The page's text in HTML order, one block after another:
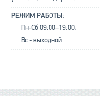
РЕЖИМ РАБОТЫ:
Пн-Сб 09:00–19:00;
Вс - выходной